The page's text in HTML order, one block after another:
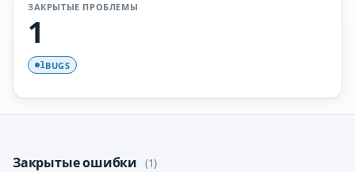
ЗАКРЫТЫЕ ПРОБЛЕМЫ
1
1BUGS
Закрытые ошибки (1)